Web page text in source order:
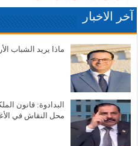
آخر الاخبار
ماذا يريد الشباب
محل النقاش في